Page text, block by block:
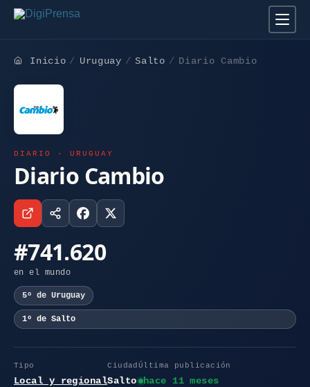
Inicio Uruguay Salto Diario Cambio
DIARIO · URUGUAY
Diario Cambio
#741.620
en el mundo
5º de Uruguay
1º de Salto
Tipo
Local y regional
Ciudad
Salto
Última publicación
hace 11 meses